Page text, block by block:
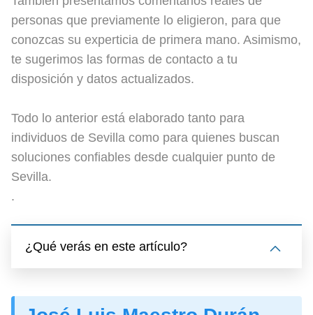
personas que previamente lo eligieron, para que
conozcas su experticia de primera mano. Asimismo,
te sugerimos las formas de contacto a tu
disposición y datos actualizados.
Todo lo anterior está elaborado tanto para
individuos de Sevilla como para quienes buscan
soluciones confiables desde cualquier punto de
Sevilla.
.
¿Qué verás en este artículo?